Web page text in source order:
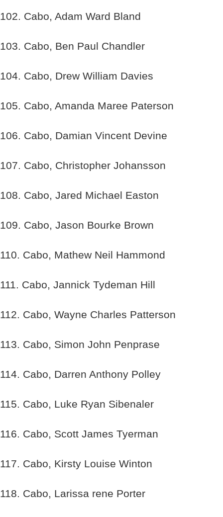
102. Cabo, Adam Ward Bland
103. Cabo, Ben Paul Chandler
104. Cabo, Drew William Davies
105. Cabo, Amanda Maree Paterson
106. Cabo, Damian Vincent Devine
107. Cabo, Christopher Johansson
108. Cabo, Jared Michael Easton
109. Cabo, Jason Bourke Brown
110. Cabo, Mathew Neil Hammond
111. Cabo, Jannick Tydeman Hill
112. Cabo, Wayne Charles Patterson
113. Cabo, Simon John Penprase
114. Cabo, Darren Anthony Polley
115. Cabo, Luke Ryan Sibenaler
116. Cabo, Scott James Tyerman
117. Cabo, Kirsty Louise Winton
118. Cabo, Larissa rene Porter